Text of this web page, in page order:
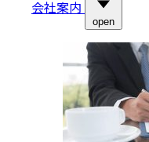
会社案内
open